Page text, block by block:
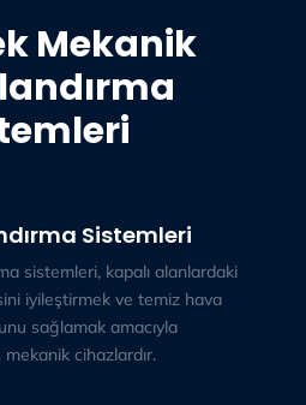
Mekanik
Sistemleri
sistemleri, kapalı alanlardaki
iyileştirmek ve temiz hava
sağlamak amacıyla
mekanik cihazlardır.